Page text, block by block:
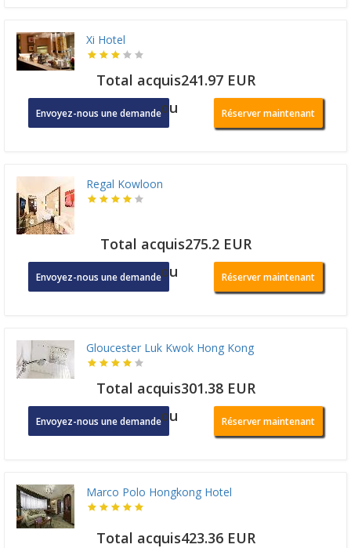
Xi Hotel
Total acquis241.97 EUR
Envoyez-nous une demandeou Réserver maintenant
Regal Kowloon
Total acquis275.2 EUR
Envoyez-nous une demandeou Réserver maintenant
Gloucester Luk Kwok Hong Kong
Total acquis301.38 EUR
Envoyez-nous une demandeou Réserver maintenant
Marco Polo Hongkong Hotel
Total acquis423.36 EUR